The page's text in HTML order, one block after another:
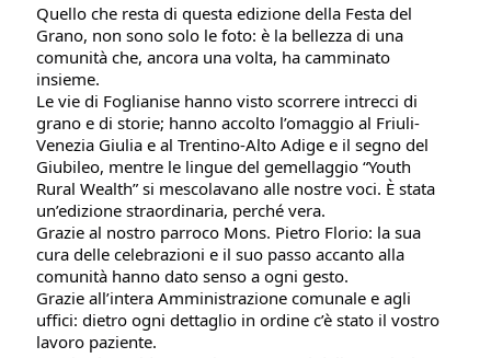
Quello che resta di questa edizione della Festa del
Grano, non sono solo le foto: è la bellezza di una
comunità che, ancora una volta, ha camminato
insieme.
Le vie di Foglianise hanno visto scorrere intrecci di
grano e di storie; hanno accolto l’omaggio al Friuli-
Venezia Giulia e al Trentino-Alto Adige e il segno del
Giubileo, mentre le lingue del gemellaggio “Youth
Rural Wealth” si mescolavano alle nostre voci. È stata
un’edizione straordinaria, perché vera.
Grazie al nostro parroco Mons. Pietro Florio: la sua
cura delle celebrazioni e il suo passo accanto alla
comunità hanno dato senso a ogni gesto.
Grazie all’intera Amministrazione comunale e agli
uffici: dietro ogni dettaglio in ordine c’è stato il vostro
lavoro paziente.